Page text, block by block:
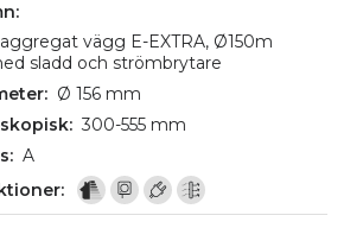
aggregat vägg E-EXTRA, Ø150m
sladd och strömbrytare
Ø 156 mm
300-555 mm
A